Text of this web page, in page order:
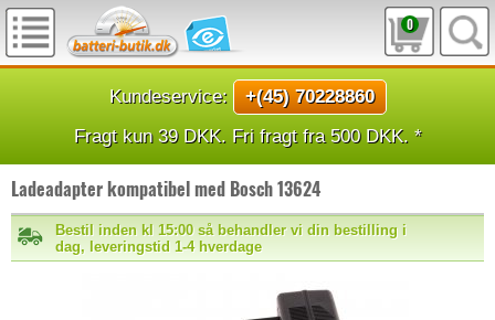
0
Kundeservice:
+(45) 70228860
Fragt kun 39 DKK. Fri fragt fra 500 DKK. *
Ladeadapter kompatibel med Bosch 13624
Bestil inden kl 15:00 så behandler vi din bestilling i
dag, leveringstid 1-4 hverdage